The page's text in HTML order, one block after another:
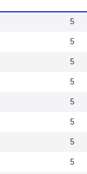
5
5
5
5
5
5
5
5